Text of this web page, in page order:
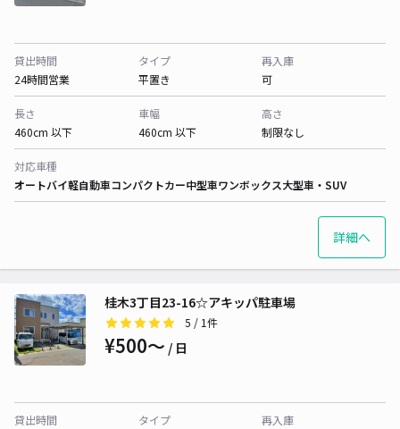
貸出時間
24時間営業
タイプ
平置き
再入庫
可
長さ
460cm 以下
車幅
460cm 以下
高さ
制限なし
対応車種
オートバイ軽自動車コンパクトカー中型車ワンボックス大型車・SUV
詳細へ
桂木3丁目23-16☆アキッパ駐車場
5 / 1件
¥500〜 / 日
貸出時間
タイプ
再入庫